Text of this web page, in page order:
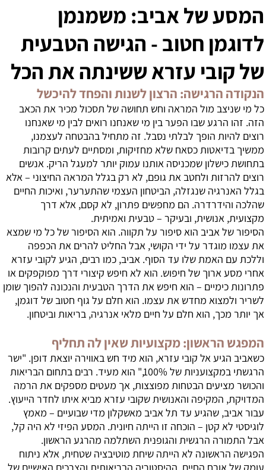
המסע של אביב: משמנמן
לדוגמן חטוב - הגישה הטבעית
של קובי עזרא ששינתה את הכל
הנקודה הרגישה: הרצון לשנות והפחד להיכשל
כל מי שניצב מול המראה וחש תחושה של תסכול מכיר את הכאב
הזה. זהו הרגע שבו הפער בין מי שאנחנו רואים לבין מי שאנחנו
רוצים להיות הופך לבלתי נסבל. זה מתחיל בהבטחה לעצמנו,
ממשיך בדיאטות כסאח שלא מחזיקות, ומסתיים לעתים קרובות
בתחושת כישלון שמכניסה אותנו עמוק יותר למעגל הריק. אנשים
רוצים להרזות ולחטב את גופם, לא רק בגלל המראה החיצוני – אלא
בגלל האנרגיה שנגזלה, הביטחון העצמי שהתערער, ואיכות החיים
שהלכה והידרדרה. הם מחפשים פתרון, לא קסם, אלא דרך
מקצועית, אנושית, ובעיקר – טבעית ואמיתית.
הסיפור של אביב הוא סיפור על תקווה. הוא הסיפור של כל מי שמצא
את עצמו מוגדר על ידי הקושי, אבל החליט להרים את הכפפה
וללכת עם האמת שלו עד הסוף. אביב, כמו רבים, הגיע לקובי עזרא
אחרי מסע ארוך של חיפוש. הוא לא חיפש קיצורי דרך מפוקפקים או
פתרונות כימיים – הוא חיפש את הדרך הטבעית והנכונה להפוך שומן
לשריר ולמצוא מחדש את עצמו. הוא חלם על גוף חטוב של דוגמן,
אך יותר מכך, הוא חלם על חיים מלאי אנרגיה, בריאות וביטחון.
המפגש הראשון: מקצועיות שאין לה תחליף
כשאביב הגיע אל קובי עזרא, הוא מיד חש באווירה יוצאת דופן. "ישר
הרגשתי במקצועניות של 100%," הוא מעיד. רבים בתחום הבריאות
והכושר מציעים הבטחות מפוצצות, אך מעטים מספקים את הרמה
המדויקת, המקיפה והאנושית שקובי עזרא מביא איתו לחדר הייעוץ.
עבור אביב, שהגיע עד תל אביב מאשקלון מדי שבועיים – מאמץ
לוגיסטי לא קטן – הוכחה זו הייתה חיונית. המסע הפיזי לא היה קל,
אבל התמורה הרגשית והגופנית השתלמה מהרגע הראשון.
הפגישה הראשונה לא הייתה שיחת מוטיבציה שטחית, אלא ניתוח
עומק של אורח החיים, ההיסטוריה הבריאותית והצרכים האישיים של